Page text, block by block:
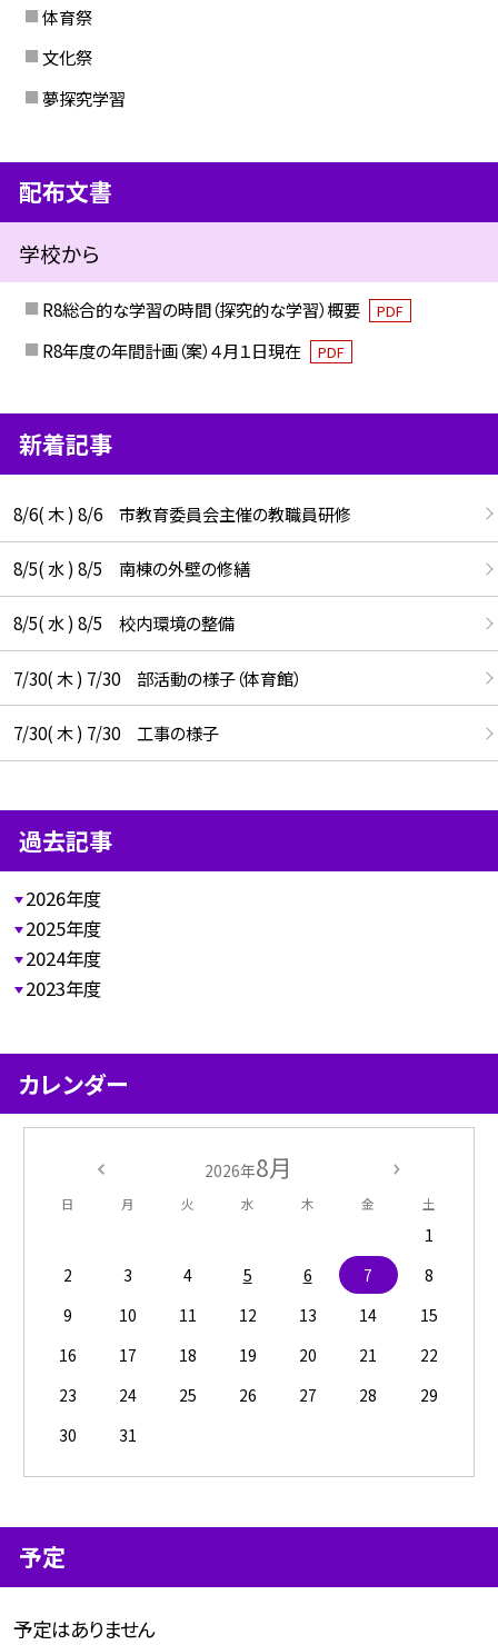
体育祭
文化祭
夢探究学習
配布文書
学校から
R8総合的な学習の時間（探究的な学習）概要 PDF
R8年度の年間計画（案）４月１日現在 PDF
新着記事
8/6( 木 ) 8/6 市教育委員会主催の教職員研修
8/5( 水 ) 8/5 南棟の外壁の修繕
8/5( 水 ) 8/5 校内環境の整備
7/30( 木 ) 7/30 部活動の様子（体育館）
7/30( 木 ) 7/30 工事の様子
過去記事
2026年度
2025年度
2024年度
2023年度
カレンダー
2026年8月
日 月 火 水 木 金 土
1
2
3 4 5 6 7
8
9
10 11 12 13 14
15
16
17 18 19 20 21
22
23
24 25 26 27 28
29
30
31
予定
予定はありません